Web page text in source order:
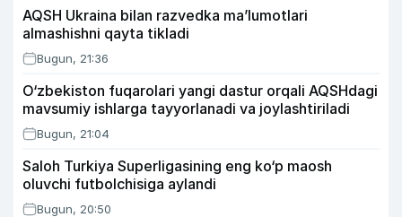
AQSH Ukraina bilan razvedka ma’lumotlari
almashishni qayta tikladi
Bugun, 21:36
O‘zbekiston fuqarolari yangi dastur orqali AQSHdagi
mavsumiy ishlarga tayyorlanadi va joylashtiriladi
Bugun, 21:04
Saloh Turkiya Superligasining eng ko‘p maosh
oluvchi futbolchisiga aylandi
Bugun, 20:50